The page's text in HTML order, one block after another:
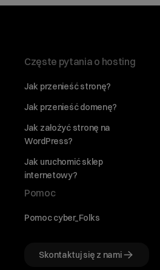
Częste pytania o hosting
Jak przenieść stronę?
Jak przenieść domenę?
Jak założyć stronę na
WordPress?
Jak uruchomić sklep
internetowy?
Pomoc
Pomoc cyber_Folks
Skontaktuj się z nami